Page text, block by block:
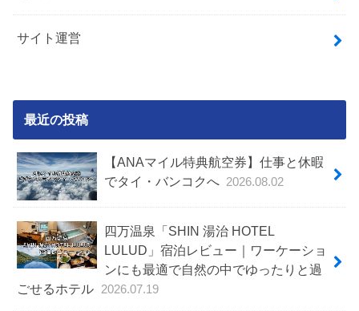
サイト運営
最近の投稿
【ANAマイル特典航空券】仕事と休暇
でタイ・バンコクへ 2026.08.02
四万温泉「SHIN 湯治 HOTEL
LULUD」宿泊レビュー｜ワーケーショ
ンにも最適で自然の中でゆったりと過
ごせるホテル
2026.07.19